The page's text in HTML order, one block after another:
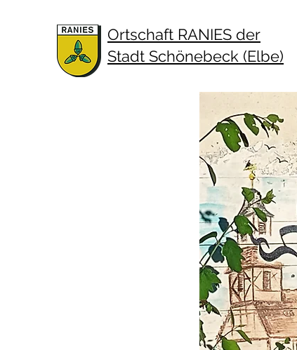
Ortschaft RANIES der
Stadt Schönebeck (Elbe)